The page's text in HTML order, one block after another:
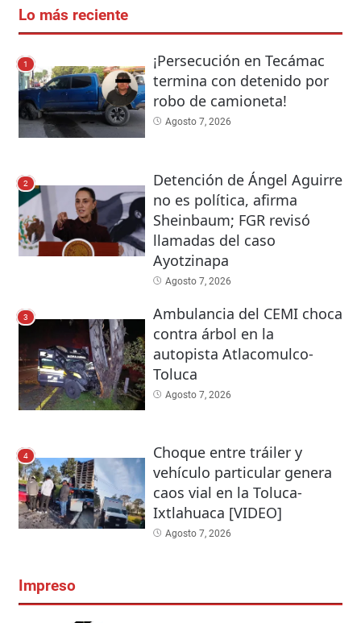
Lo más reciente
1
¡Persecución en Tecámac
termina con detenido por
robo de camioneta!
Agosto 7, 2026
2
Detención de Ángel Aguirre
no es política, afirma
Sheinbaum; FGR revisó
llamadas del caso
Ayotzinapa
Agosto 7, 2026
3
Ambulancia del CEMI choca
contra árbol en la
autopista Atlacomulco-
Toluca
Agosto 7, 2026
4
Choque entre tráiler y
vehículo particular genera
caos vial en la Toluca-
Ixtlahuaca [VIDEO]
Agosto 7, 2026
Impreso